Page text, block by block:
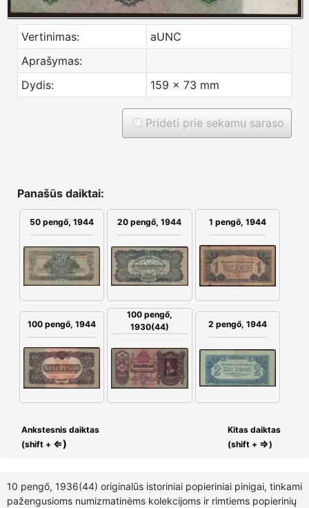
Vertinimas:
aUNC
Aprašymas:
Dydis:
159 x 73 mm
Prideti prie sekamu saraso
Panašūs daiktai:
50 pengő, 1944 20 pengő, 1944 1 pengő, 1944
100 pengő, 1944
100 pengő,
1930(44)
2 pengő, 1944
Ankstesnis daiktas
(shift + ⇐)
Kitas daiktas
(shift + ⇒)
10 pengő, 1936(44) originalūs istoriniai popieriniai pinigai, tinkami
pažengusioms numizmatinėms kolekcijoms ir rimtiems popierinių